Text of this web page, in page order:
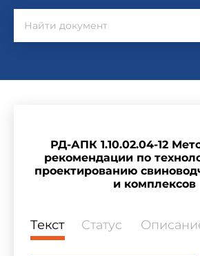
РД-АПК 1.10.02.04-12
рекомендации по
проектированию
и комплексов
Текст Статус